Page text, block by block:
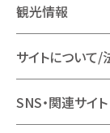
観光情報
サイトについて/
SNS・関連サイト